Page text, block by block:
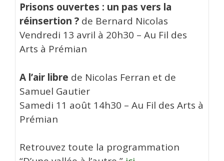
Prisons ouvertes : un pas vers la
réinsertion ? de Bernard Nicolas
Vendredi 13 avril à 20h30 – Au Fil des
Arts à Prémian
A l’air libre de Nicolas Ferran et de
Samuel Gautier
Samedi 11 août 14h30 – Au Fil des Arts à
Prémian
Retrouvez toute la programmation